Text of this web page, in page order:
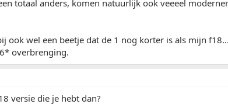
totaal anders, komen natuurlijk ook veeeel
ook wel een beetje dat de 1 nog korter is als mijn
overbrenging.
versie die je hebt dan?